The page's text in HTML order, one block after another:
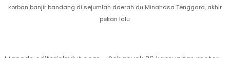
korban banjir bandang di sejumlah daerah du Minahasa Tenggara, akhir
pekan lalu